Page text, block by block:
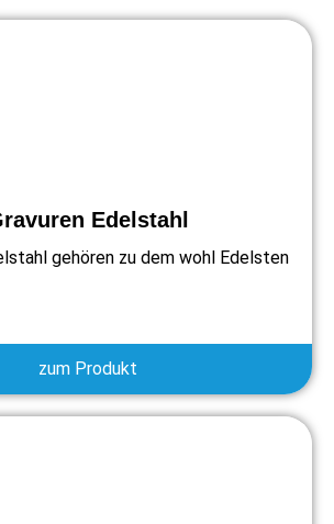
Edelstahl
gehören zu dem wohl Edelsten
zum Produkt